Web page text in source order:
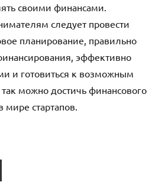
своими финансами.
следует провести
планирование, правильно
эффективно
и готовиться к возможным
можно достичь финансового
мире стартапов.